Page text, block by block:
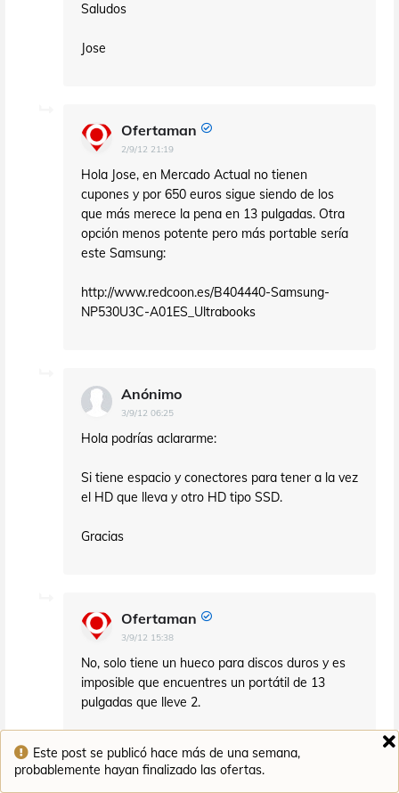
Este post se publicó hace más de una semana,
probablemente hayan finalizado las ofertas.
Saludos
Jose
Ofertaman
2/9/12 21:19
Hola Jose, en Mercado Actual no tienen
cupones y por 650 euros sigue siendo de los
que más merece la pena en 13 pulgadas. Otra
opción menos potente pero más portable sería
este Samsung:
http://www.redcoon.es/B404440-Samsung-
NP530U3C-A01ES_Ultrabooks
Anónimo
3/9/12 06:25
Hola podrías aclararme:
Si tiene espacio y conectores para tener a la vez
el HD que lleva y otro HD tipo SSD.
Gracias
Ofertaman
3/9/12 15:38
No, solo tiene un hueco para discos duros y es
imposible que encuentres un portátil de 13
pulgadas que lleve 2.